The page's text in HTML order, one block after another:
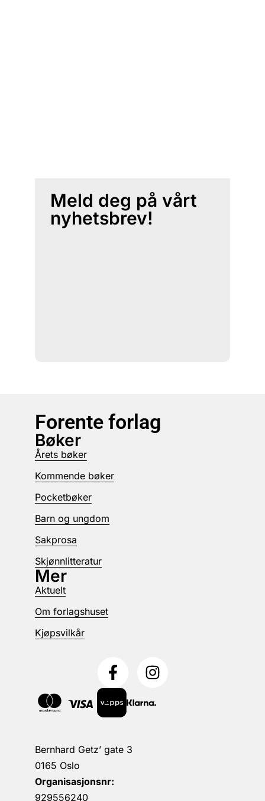
Meld deg på vårt
nyhetsbrev!
Forente forlag
Bernhard Getz’ gate 3
0165 Oslo
Organisasjonsnr:
929556240
Bøker
Årets bøker
Kommende bøker
Pocketbøker
Barn og ungdom
Sakprosa
Skjønnlitteratur
Mer
Aktuelt
Om forlagshuset
Kjøpsvilkår